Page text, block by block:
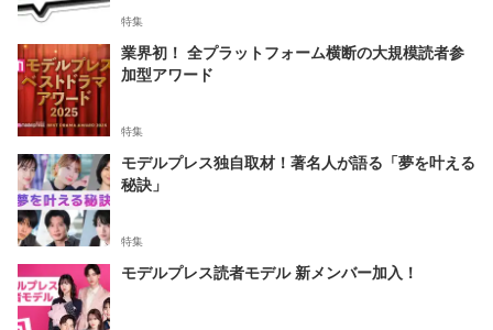
特集
業界初！ 全プラットフォーム横断の大規模読者参
加型アワード
特集
モデルプレス独自取材！著名人が語る「夢を叶える
秘訣」
特集
モデルプレス読者モデル 新メンバー加入！